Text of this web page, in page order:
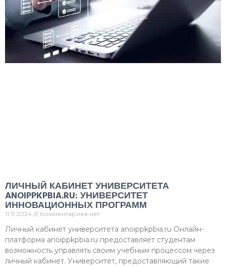
ЛИЧНЫЙ КАБИНЕТ УНИВЕРСИТЕТА
ANOIPPKPBIA.RU: УНИВЕРСИТЕТ
ИННОВАЦИОННЫХ ПРОГРАММ
11.11.2024 Комментариев нет
Личный кабинет университета anoippkpbia.ru Онлайн-
платформа anoippkpbia.ru предоставляет студентам
возможность управлять своим учебным процессом через
личный кабинет. Университет, предоставляющий такие